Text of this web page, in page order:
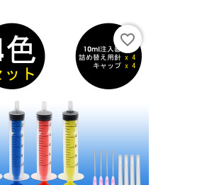
favorite_border